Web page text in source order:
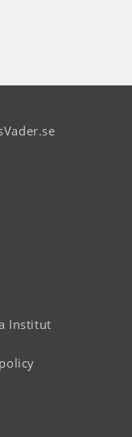
Institut